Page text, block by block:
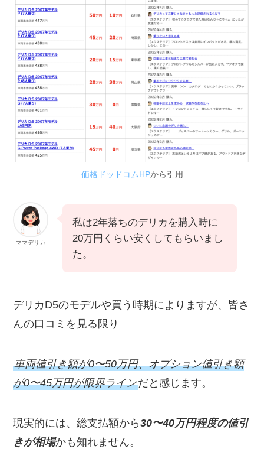
価格ドッドコムHPから引用
ママデリカ
私は2年落ちのデリカを購入時に
20万円くらい安くしてもらいまし
た。
デリカD5のモデルや買う時期によりますが、皆さ
んの口コミを見る限り
車両値引き額が0〜50万円、オプション値引き額
が0〜45万円が限界ラインだと感じます。
現実的には、総支払額から30〜40万円程度の値引
きが相場かも知れません。